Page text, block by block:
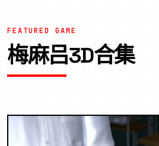
FEATURED GAME
梅麻吕3D合集